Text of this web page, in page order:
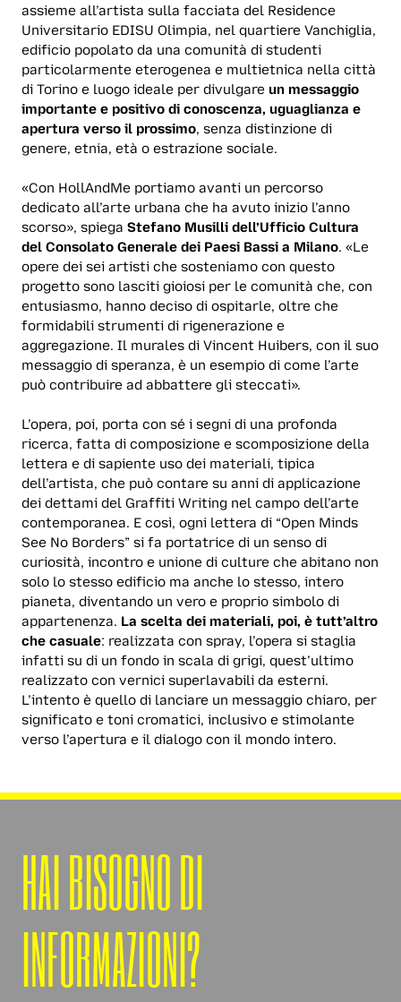
assieme all’artista sulla facciata del Residence
Universitario EDISU Olimpia, nel quartiere Vanchiglia,
edificio popolato da una comunità di studenti
particolarmente eterogenea e multietnica nella città
di Torino e luogo ideale per divulgare un messaggio
importante e positivo di conoscenza, uguaglianza e
apertura verso il prossimo, senza distinzione di
genere, etnia, età o estrazione sociale.
«Con HollAndMe portiamo avanti un percorso
dedicato all’arte urbana che ha avuto inizio l’anno
scorso», spiega Stefano Musilli dell’Ufficio Cultura
del Consolato Generale dei Paesi Bassi a Milano. «Le
opere dei sei artisti che sosteniamo con questo
progetto sono lasciti gioiosi per le comunità che, con
entusiasmo, hanno deciso di ospitarle, oltre che
formidabili strumenti di rigenerazione e
aggregazione. Il murales di Vincent Huibers, con il suo
messaggio di speranza, è un esempio di come l’arte
può contribuire ad abbattere gli steccati».
L’opera, poi, porta con sé i segni di una profonda
ricerca, fatta di composizione e scomposizione della
lettera e di sapiente uso dei materiali, tipica
dell’artista, che può contare su anni di applicazione
dei dettami del Graffiti Writing nel campo dell’arte
contemporanea. E così, ogni lettera di “Open Minds
See No Borders” si fa portatrice di un senso di
curiosità, incontro e unione di culture che abitano non
solo lo stesso edificio ma anche lo stesso, intero
pianeta, diventando un vero e proprio simbolo di
appartenenza. La scelta dei materiali, poi, è tutt’altro
che casuale: realizzata con spray, l’opera si staglia
infatti su di un fondo in scala di grigi, quest’ultimo
realizzato con vernici superlavabili da esterni.
L’intento è quello di lanciare un messaggio chiaro, per
significato e toni cromatici, inclusivo e stimolante
verso l’apertura e il dialogo con il mondo intero.
HAI BISOGNO DI
INFORMAZIONI?